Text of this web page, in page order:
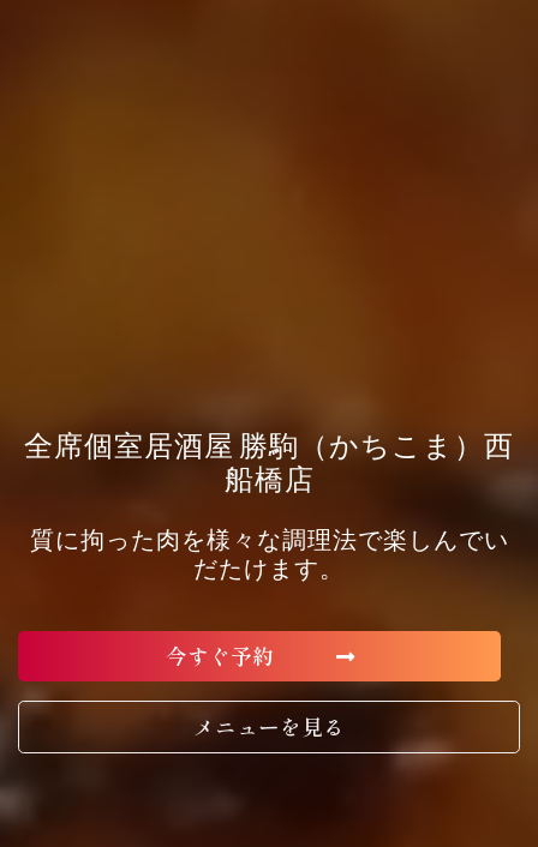
全席個室居酒屋 勝駒（かちこま）西
船橋店
質に拘った肉を様々な調理法で楽しんでい
だたけます。
今すぐ予約
メニューを見る